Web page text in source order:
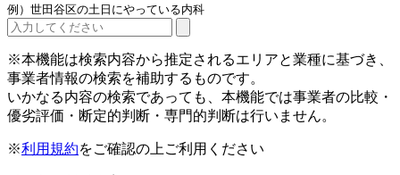
例）世田谷区の土日にやっている内科
※本機能は検索内容から推定されるエリアと業種に基づき、
事業者情報の検索を補助するものです。
いかなる内容の検索であっても、本機能では事業者の比較・
優劣評価・断定的判断・専門的判断は行いません。
※利用規約をご確認の上ご利用ください